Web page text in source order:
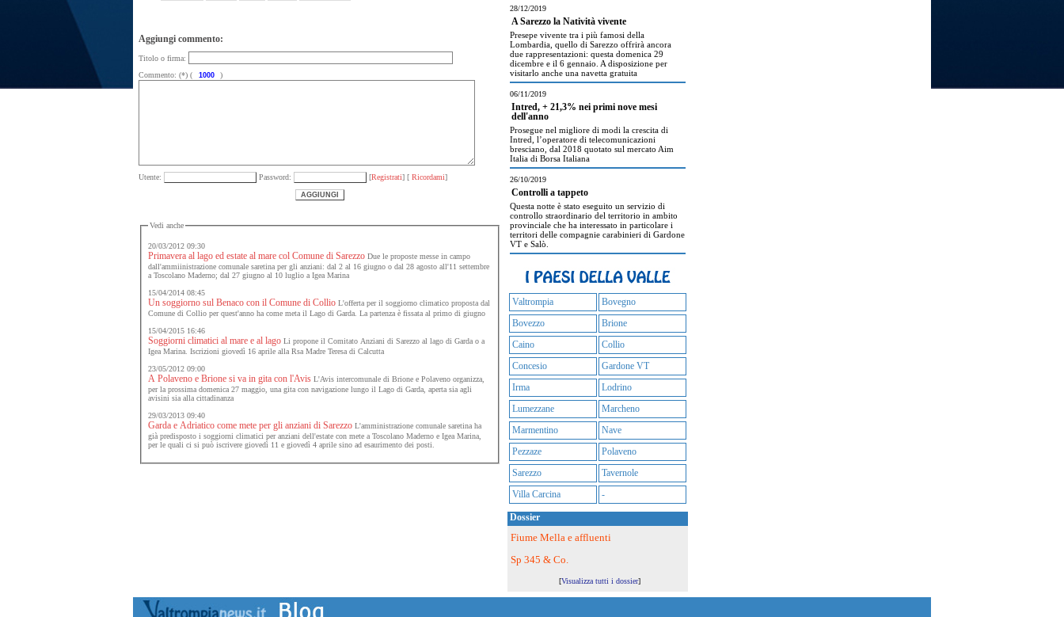
Aggiungi commento:
Titolo o firma:
Commento: (*) (
)
Utente: Password: [Registrati] [ Ricordami]
Vedi anche
20/03/2012 09:30
Primavera al lago ed estate al mare col Comune di SarezzoDue le proposte messe in campo
dall'ammiinistrazione comunale saretina per gli anziani: dal 2 al 16 giugno o dal 28 agosto all'11 settembre
a Toscolano Maderno; dal 27 giugno al 10 luglio a Igea Marina
15/04/2014 08:45
Un soggiorno sul Benaco con il Comune di CollioL'offerta per il soggiorno climatico proposta dal
Comune di Collio per quest'anno ha come meta il Lago di Garda. La partenza è fissata al primo di giugno
15/04/2015 16:46
Soggiorni climatici al mare e al lagoLi propone il Comitato Anziani di Sarezzo al lago di Garda o a
Igea Marina. Iscrizioni giovedì 16 aprile alla Rsa Madre Teresa di Calcutta
23/05/2012 09:00
A Polaveno e Brione si va in gita con l'AvisL'Avis intercomunale di Brione e Polaveno organizza,
per la prossima domenica 27 maggio, una gita con navigazione lungo il Lago di Garda, aperta sia agli
avisini sia alla cittadinanza
29/03/2013 09:40
Garda e Adriatico come mete per gli anziani di SarezzoL'amministrazione comunale saretina ha
già predisposto i soggiorni climatici per anziani dell'estate con mete a Toscolano Maderno e Igea Marina,
per le quali ci si può iscrivere giovedì 11 e giovedì 4 aprile sino ad esaurimento dei posti.
28/12/2019
A Sarezzo la Natività vivente
Presepe vivente tra i più famosi della
Lombardia, quello di Sarezzo offrirà ancora
due rappresentazioni: questa domenica 29
dicembre e il 6 gennaio. A disposizione per
visitarlo anche una navetta gratuita
06/11/2019
Intred, + 21,3% nei primi nove mesi
dell'anno
Prosegue nel migliore di modi la crescita di
Intred, l’operatore di telecomunicazioni
bresciano, dal 2018 quotato sul mercato Aim
Italia di Borsa Italiana
26/10/2019
Controlli a tappeto
Questa notte è stato eseguito un servizio di
controllo straordinario del territorio in ambito
provinciale che ha interessato in particolare i
territori delle compagnie carabinieri di Gardone
VT e Salò.
Valtrompia
Bovegno
Bovezzo
Brione
Caino
Collio
Concesio
Gardone VT
Irma
Lodrino
Lumezzane
Marcheno
Marmentino
Nave
Pezzaze
Polaveno
Sarezzo
Tavernole
Villa Carcina
-
Dossier
Fiume Mella e affluenti
Sp 345 & Co.
[Visualizza tutti i dossier]